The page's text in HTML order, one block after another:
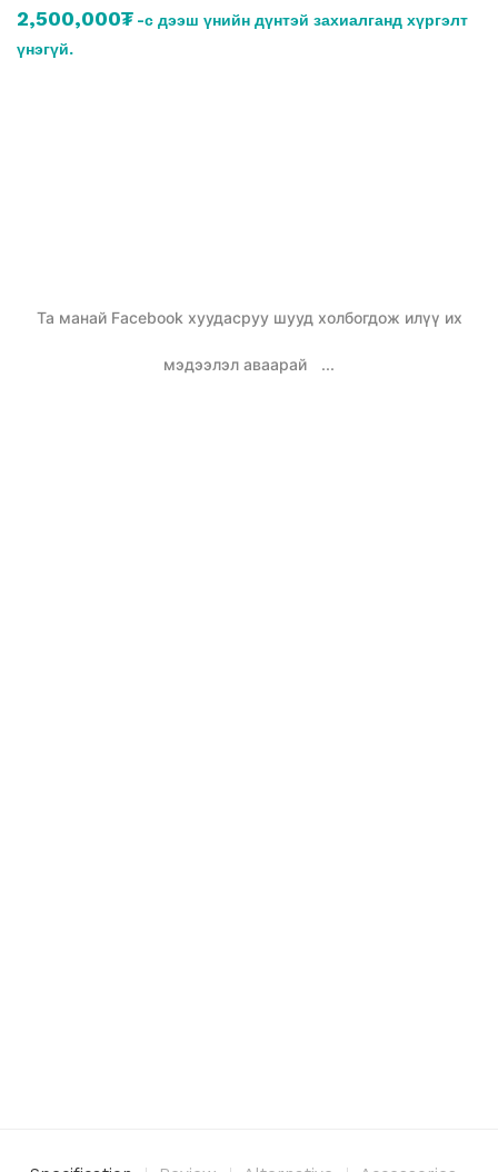
2,500,000₮ -с дээш үнийн дүнтэй захиалганд хүргэлт
үнэгүй.
Та манай Facebook хуудасруу шууд холбогдож илүү их
мэдээлэл аваарай ...